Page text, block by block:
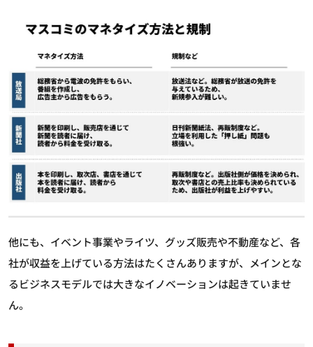
他にも、イベント事業やライツ、グッズ販売や不動産など、各
社が収益を上げている方法はたくさんありますが、メインとな
るビジネスモデルでは大きなイノベーションは起きていませ
ん。